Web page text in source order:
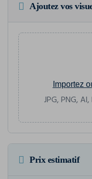
Ajoutez vos
Importez
JPG, PNG,
Prix estimatif